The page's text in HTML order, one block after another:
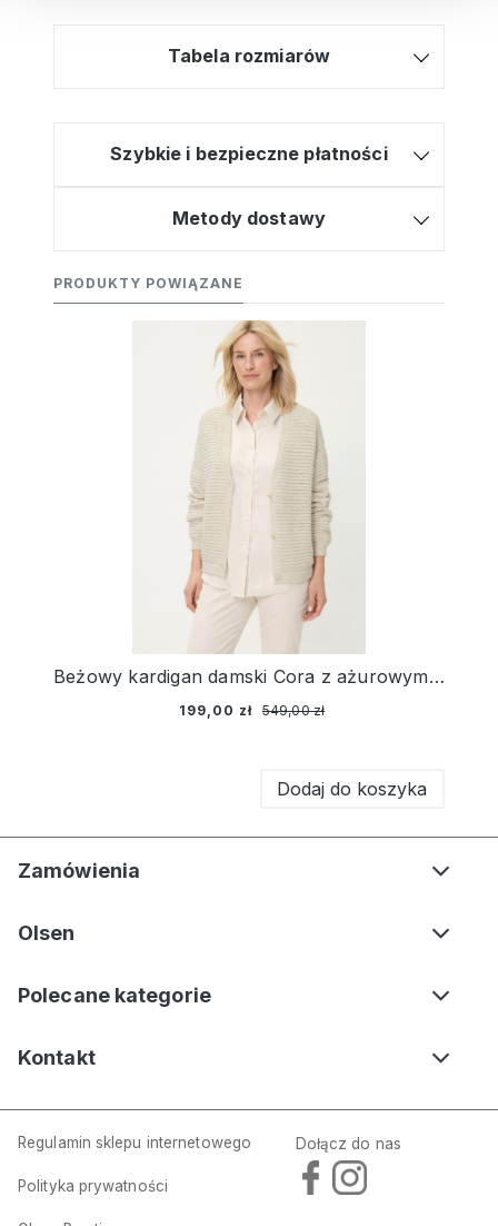
Tabela rozmiarów
Szybkie i bezpieczne płatności
Metody dostawy
PRODUKTY POWIĄZANE
Beżowy kardigan damski Cora z ażurowym splotem – Liaison en Vogue
199,00 zł 549,00 zł
Dodaj do koszyka
Zamówienia
Olsen
Polecane kategorie
Kontakt
Regulamin sklepu internetowego
Polityka prywatności
Dołącz do nas